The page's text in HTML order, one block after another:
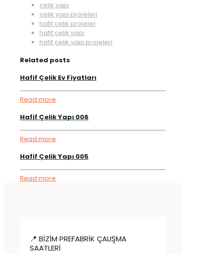
çelik yapı
çelik yapı projeleri
hafif çelik projeler
hafif çelik yapı
hafif çelik yapı projeleri
Related posts
Hafif Çelik Ev Fiyatları
Read more
Hafif Çelik Yapı 006
Read more
Hafif Çelik Yapı 005
Read more
📍 BİZİM PREFABRİK ÇALIŞMA
SAATLERİ